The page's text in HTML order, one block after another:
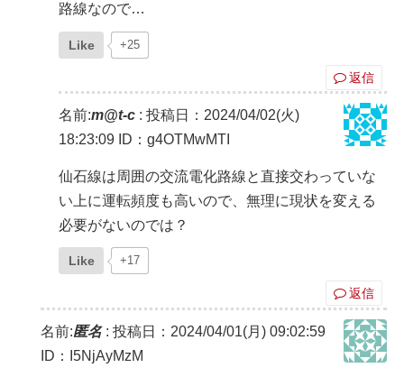
路線なので…
Like +25
返信
名前:m@t-c : 投稿日：2024/04/02(火)
18:23:09 ID：g4OTMwMTI
仙石線は周囲の交流電化路線と直接交わっていな
い上に運転頻度も高いので、無理に現状を変える
必要がないのでは？
Like +17
返信
名前:匿名: 投稿日：2024/04/01(月) 09:02:59
ID：I5NjAyMzM